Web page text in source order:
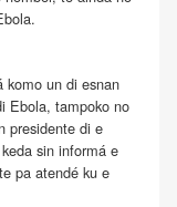
komo un di esnan
Ebola, tampoko no
presidente di e
sin informá e
pa atendé ku e